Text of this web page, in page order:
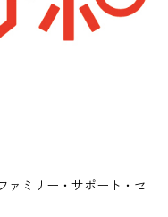
ァミリー・サポート・セ